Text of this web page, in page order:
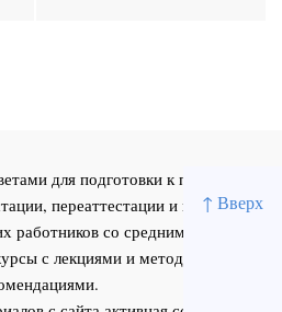
↑ Вверх
для подготовки к первичной
переаттестации и повышения
работников со средним и высшим
с лекциями и методическими